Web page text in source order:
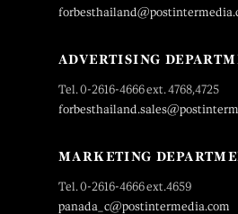
ADVERTISING
Tel. 0-2616-4666 ext. 4768,4725
MARKETING
Tel. 0-2616-4666 ext.4659
panada_c@postintermedia.com